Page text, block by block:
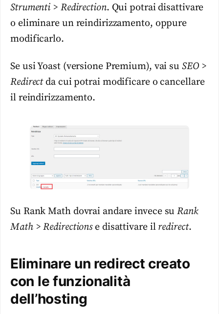
Strumenti > Redirection. Qui potrai disattivare
o eliminare un reindirizzamento, oppure
modificarlo.
Se usi Yoast (versione Premium), vai su SEO >
Redirectda cui potrai modificare o cancellare
il reindirizzamento.
Su Rank Math dovrai andare invece suRank
Math > Redirectionse disattivare il redirect.
Eliminare un redirect creato
con le funzionalità
dell’hosting